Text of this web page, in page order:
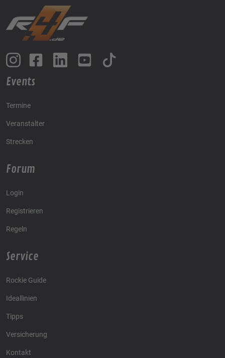
Events
Termine
Veranstalter
Strecken
Forum
Login
Registrieren
Regeln
Service
Rockie Guide
Ideallinien
Tipps
Versicherung
Kontakt